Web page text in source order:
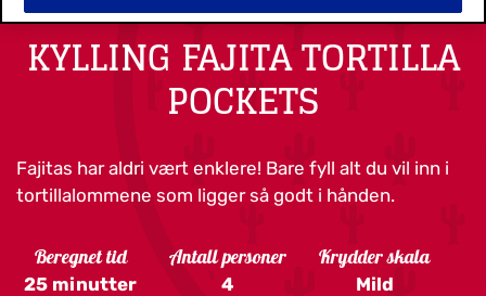
KYLLING FAJITA TORTILLA
POCKETS
Fajitas har aldri vært enklere! Bare fyll alt du vil inn i
tortillalommene som ligger så godt i hånden.
Beregnet tid
25 minutter
Antall personer
4
Krydder skala
Mild